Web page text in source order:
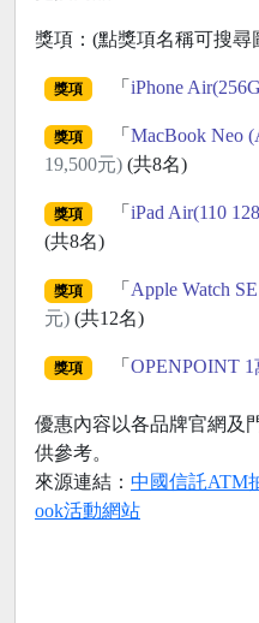
獎項：(點獎項名稱可搜尋
獎項 「 iPhone
獎項 「 MacBook Neo
19,500元) (共8名)
獎項 「 iPad Air(110
(共8名)
獎項 「 Apple Watch
元) (共12名)
獎項 「 OPENPOINT 1
優惠內容以各品牌官網及
供參考。
來源連結： 中國信託ATM
ook活動網站